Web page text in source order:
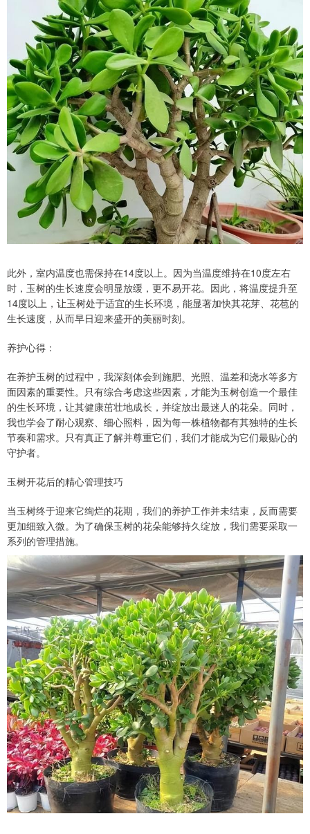
此外，室内温度也需保持在14度以上。因为当温度维持在10度左右
时，玉树的生长速度会明显放缓，更不易开花。因此，将温度提升至
14度以上，让玉树处于适宜的生长环境，能显著加快其花芽、花苞的
生长速度，从而早日迎来盛开的美丽时刻。
养护心得：
在养护玉树的过程中，我深刻体会到施肥、光照、温差和浇水等多方
面因素的重要性。只有综合考虑这些因素，才能为玉树创造一个最佳
的生长环境，让其健康茁壮地成长，并绽放出最迷人的花朵。同时，
我也学会了耐心观察、细心照料，因为每一株植物都有其独特的生长
节奏和需求。只有真正了解并尊重它们，我们才能成为它们最贴心的
守护者。
玉树开花后的精心管理技巧
当玉树终于迎来它绚烂的花期，我们的养护工作并未结束，反而需要
更加细致入微。为了确保玉树的花朵能够持久绽放，我们需要采取一
系列的管理措施。